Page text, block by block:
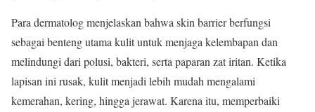
Para dermatolog menjelaskan bahwa skin barrier berfungsi
sebagai benteng utama kulit untuk menjaga kelembapan dan
melindungi dari polusi, bakteri, serta paparan zat iritan. Ketika
lapisan ini rusak, kulit menjadi lebih mudah mengalami
kemerahan, kering, hingga jerawat. Karena itu, memperbaiki